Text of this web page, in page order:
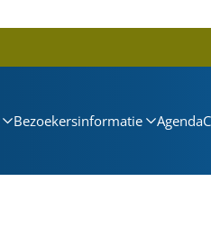
Bezoekersinformatie Agenda